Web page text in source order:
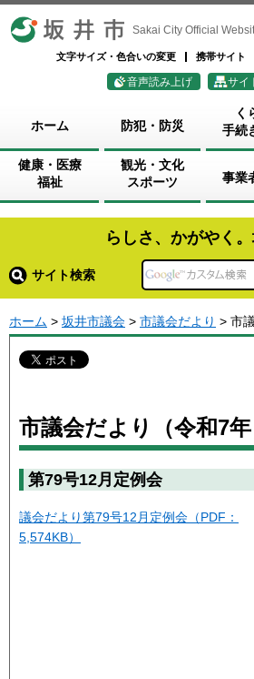
坂井市 Sakai City Official
文字サイズ・色合いの変更 携帯サイト
音声読み上げ サイ
ホーム 防犯・防災
く
手続
健康・医療
福祉
観光・文化
スポーツ
事業
らしさ、かがやく
サイト検索
ホーム > 坂井市議会 > 市議会だより > 市
市議会だより（令和7年
第79号12月定例会
議会だより第79号12月定例会（PDF：
5,574KB）